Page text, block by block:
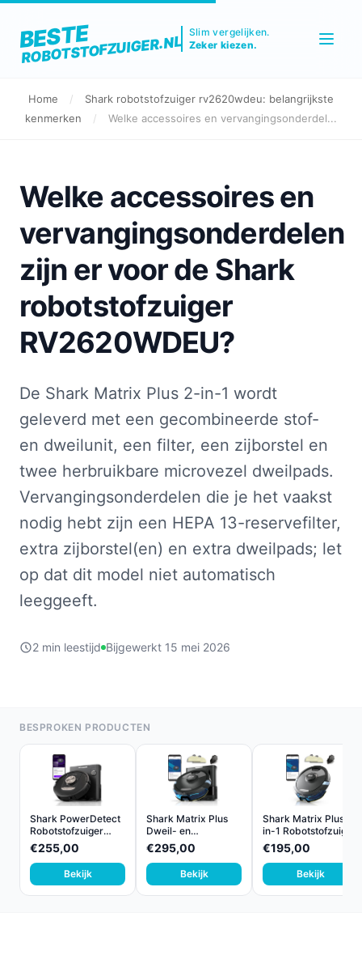
BESTE
ROBOTSTOFZUIGER.NL
Slim vergelijken.
Zeker kiezen.
Home /
Shark robotstofzuiger rv2620wdeu: belangrijkste
kenmerken
/ Welke accessoires en vervangingsonderdel...
Welke accessoires en
vervangingsonderdelen
zijn er voor de Shark
robotstofzuiger
RV2620WDEU?
De Shark Matrix Plus 2-in-1 wordt
geleverd met een gecombineerde stof-
en dweilunit, een filter, een zijborstel en
twee herbruikbare microvezel dweilpads.
Vervangingsonderdelen die je het vaakst
nodig hebt zijn een HEPA 13-reservefilter,
extra zijborstel(en) en extra dweilpads; let
op dat dit model niet automatisch
leeggeeft.
2 min leestijd Bijgewerkt 15 mei 2026
BESPROKEN PRODUCTEN
Shark PowerDetect
Robotstofzuiger
RV28...
€255,00
Bekijk
Shark Matrix Plus
Dweil- en
Zuigrobot...
€295,00
Bekijk
Shark Matrix Plus 2-
in-1 Robotstofzuig...
€195,00
Bekijk